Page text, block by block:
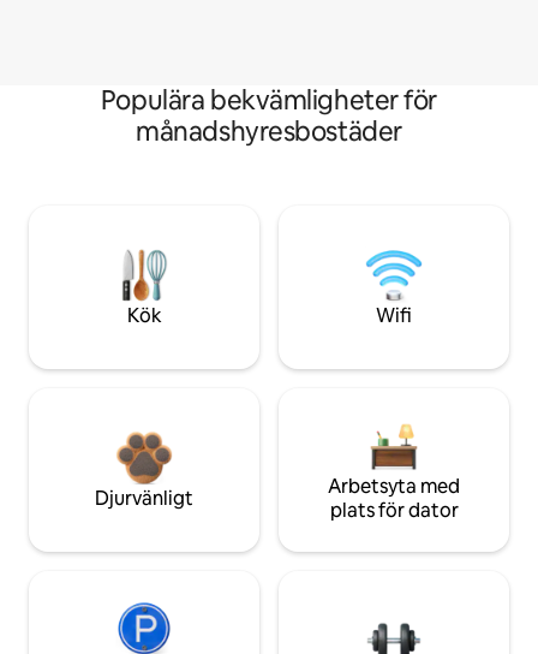
Populära bekvämligheter för
månadshyresbostäder
Kök Wifi
Djurvänligt
Arbetsyta med
plats för dator